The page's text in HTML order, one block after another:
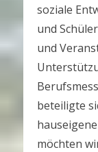
soziale
und
und
beteiligte
möchten